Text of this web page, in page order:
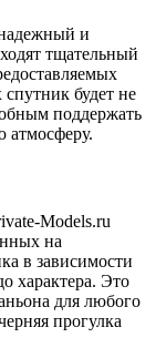
надежный и
тщательный
будет не
поддержать
атмосферу.
Models.ru
на
в зависимости
характера. Это
для любого
прогулка